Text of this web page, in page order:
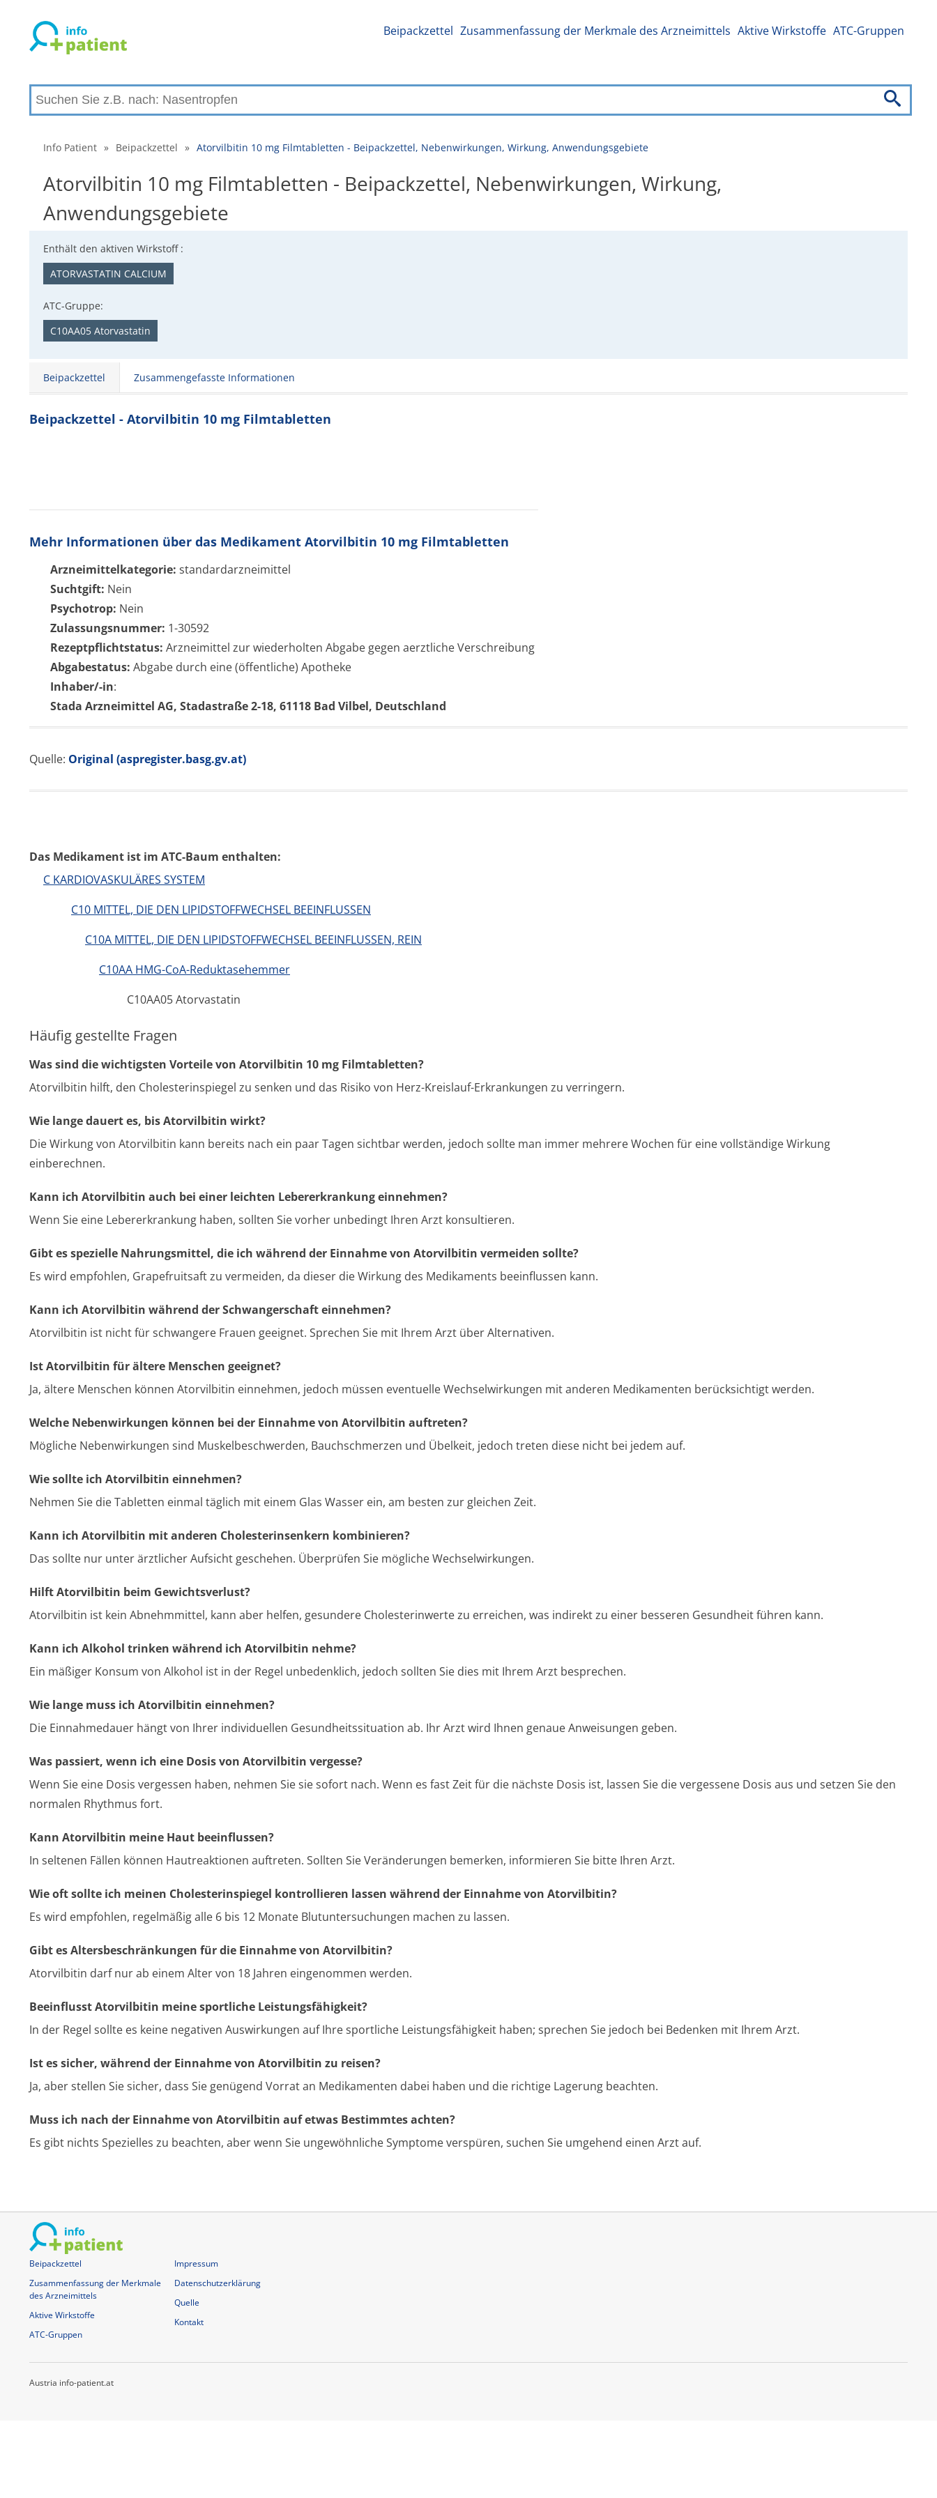
Beipackzettel Zusammenfassung der Merkmale des Arzneimittels Aktive Wirkstoffe ATC-Gruppen
Info Patient » Beipackzettel » Atorvilbitin 10 mg Filmtabletten - Beipackzettel, Nebenwirkungen, Wirkung, Anwendungsgebiete
Atorvilbitin 10 mg Filmtabletten - Beipackzettel, Nebenwirkungen, Wirkung,
Anwendungsgebiete
Enthält den aktiven Wirkstoff :
ATORVASTATIN CALCIUM
ATC-Gruppe:
C10AA05 Atorvastatin
Beipackzettel Zusammengefasste Informationen
Beipackzettel - Atorvilbitin 10 mg Filmtabletten
Mehr Informationen über das Medikament Atorvilbitin 10 mg Filmtabletten
Arzneimittelkategorie: standardarzneimittel
Suchtgift: Nein
Psychotrop: Nein
Zulassungsnummer: 1-30592
Rezeptpflichtstatus: Arzneimittel zur wiederholten Abgabe gegen aerztliche Verschreibung
Abgabestatus: Abgabe durch eine (öffentliche) Apotheke
Inhaber/-in:
Stada Arzneimittel AG, Stadastraße 2-18, 61118 Bad Vilbel, Deutschland
Quelle: Original (aspregister.basg.gv.at)
Das Medikament ist im ATC-Baum enthalten:
C KARDIOVASKULÄRES SYSTEM
C10 MITTEL, DIE DEN LIPIDSTOFFWECHSEL BEEINFLUSSEN
C10A MITTEL, DIE DEN LIPIDSTOFFWECHSEL BEEINFLUSSEN, REIN
C10AA HMG-CoA-Reduktasehemmer
C10AA05 Atorvastatin
Häufig gestellte Fragen
Was sind die wichtigsten Vorteile von Atorvilbitin 10 mg Filmtabletten?
Atorvilbitin hilft, den Cholesterinspiegel zu senken und das Risiko von Herz-Kreislauf-Erkrankungen zu verringern.
Wie lange dauert es, bis Atorvilbitin wirkt?
Die Wirkung von Atorvilbitin kann bereits nach ein paar Tagen sichtbar werden, jedoch sollte man immer mehrere Wochen für eine vollständige Wirkung
einberechnen.
Kann ich Atorvilbitin auch bei einer leichten Lebererkrankung einnehmen?
Wenn Sie eine Lebererkrankung haben, sollten Sie vorher unbedingt Ihren Arzt konsultieren.
Gibt es spezielle Nahrungsmittel, die ich während der Einnahme von Atorvilbitin vermeiden sollte?
Es wird empfohlen, Grapefruitsaft zu vermeiden, da dieser die Wirkung des Medikaments beeinflussen kann.
Kann ich Atorvilbitin während der Schwangerschaft einnehmen?
Atorvilbitin ist nicht für schwangere Frauen geeignet. Sprechen Sie mit Ihrem Arzt über Alternativen.
Ist Atorvilbitin für ältere Menschen geeignet?
Ja, ältere Menschen können Atorvilbitin einnehmen, jedoch müssen eventuelle Wechselwirkungen mit anderen Medikamenten berücksichtigt werden.
Welche Nebenwirkungen können bei der Einnahme von Atorvilbitin auftreten?
Mögliche Nebenwirkungen sind Muskelbeschwerden, Bauchschmerzen und Übelkeit, jedoch treten diese nicht bei jedem auf.
Wie sollte ich Atorvilbitin einnehmen?
Nehmen Sie die Tabletten einmal täglich mit einem Glas Wasser ein, am besten zur gleichen Zeit.
Kann ich Atorvilbitin mit anderen Cholesterinsenkern kombinieren?
Das sollte nur unter ärztlicher Aufsicht geschehen. Überprüfen Sie mögliche Wechselwirkungen.
Hilft Atorvilbitin beim Gewichtsverlust?
Atorvilbitin ist kein Abnehmmittel, kann aber helfen, gesundere Cholesterinwerte zu erreichen, was indirekt zu einer besseren Gesundheit führen kann.
Kann ich Alkohol trinken während ich Atorvilbitin nehme?
Ein mäßiger Konsum von Alkohol ist in der Regel unbedenklich, jedoch sollten Sie dies mit Ihrem Arzt besprechen.
Wie lange muss ich Atorvilbitin einnehmen?
Die Einnahmedauer hängt von Ihrer individuellen Gesundheitssituation ab. Ihr Arzt wird Ihnen genaue Anweisungen geben.
Was passiert, wenn ich eine Dosis von Atorvilbitin vergesse?
Wenn Sie eine Dosis vergessen haben, nehmen Sie sie sofort nach. Wenn es fast Zeit für die nächste Dosis ist, lassen Sie die vergessene Dosis aus und setzen Sie den
normalen Rhythmus fort.
Kann Atorvilbitin meine Haut beeinflussen?
In seltenen Fällen können Hautreaktionen auftreten. Sollten Sie Veränderungen bemerken, informieren Sie bitte Ihren Arzt.
Wie oft sollte ich meinen Cholesterinspiegel kontrollieren lassen während der Einnahme von Atorvilbitin?
Es wird empfohlen, regelmäßig alle 6 bis 12 Monate Blutuntersuchungen machen zu lassen.
Gibt es Altersbeschränkungen für die Einnahme von Atorvilbitin?
Atorvilbitin darf nur ab einem Alter von 18 Jahren eingenommen werden.
Beeinflusst Atorvilbitin meine sportliche Leistungsfähigkeit?
In der Regel sollte es keine negativen Auswirkungen auf Ihre sportliche Leistungsfähigkeit haben; sprechen Sie jedoch bei Bedenken mit Ihrem Arzt.
Ist es sicher, während der Einnahme von Atorvilbitin zu reisen?
Ja, aber stellen Sie sicher, dass Sie genügend Vorrat an Medikamenten dabei haben und die richtige Lagerung beachten.
Muss ich nach der Einnahme von Atorvilbitin auf etwas Bestimmtes achten?
Es gibt nichts Spezielles zu beachten, aber wenn Sie ungewöhnliche Symptome verspüren, suchen Sie umgehend einen Arzt auf.
Beipackzettel
Zusammenfassung der Merkmale
des Arzneimittels
Aktive Wirkstoffe
ATC-Gruppen
Impressum
Datenschutzerklärung
Quelle
Kontakt
Austria info-patient.at